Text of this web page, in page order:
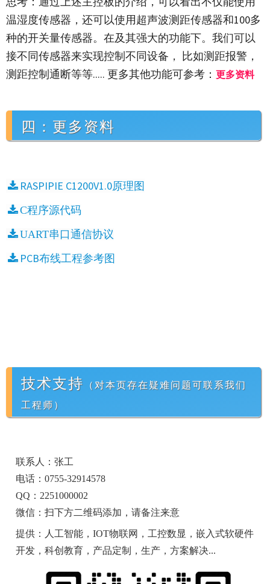
温湿度传感器，还可以使用超声波测距传感器和100多
种的开关量传感器。在及其强大的功能下。我们可以
接不同传感器来实现控制不同设备， 比如测距报警，
测距控制通断等等..... 更多其他功能可参考： 更多资料
四：更多资料
RASPIPIE C1200V1.0原理图
C程序源代码
UART串口通信协议
PCB布线工程参考图
技术支持
（对本页存在疑难问题可联系我们
工程师）
联系人：张工
电话：0755-32914578
QQ：2251000002
微信：扫下方二维码添加，请备注来意
提供：人工智能，IOT物联网，工控数显，嵌入式软硬件
开发，科创教育，产品定制，生产，方案解决...